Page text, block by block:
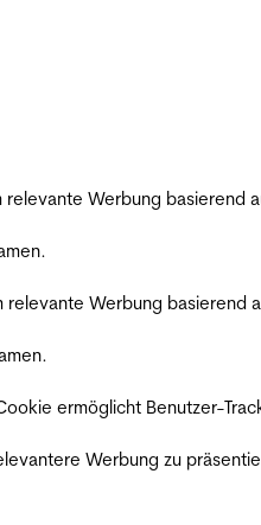
Werbung basierend
Werbung basierend
ermöglicht Benutzer-
Werbung zu